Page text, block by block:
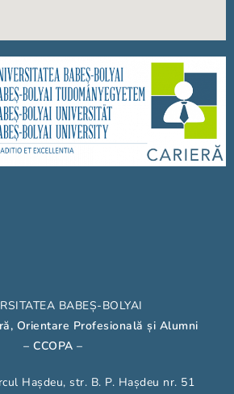
BABEȘ-BOLYAI
Orientare Profesională și Alumni
– CCOPA–
Hașdeu, str. B. P. Hașdeu nr. 51